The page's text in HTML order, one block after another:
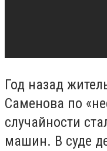
Год назад
Саменова по
случайности
машин. В суде